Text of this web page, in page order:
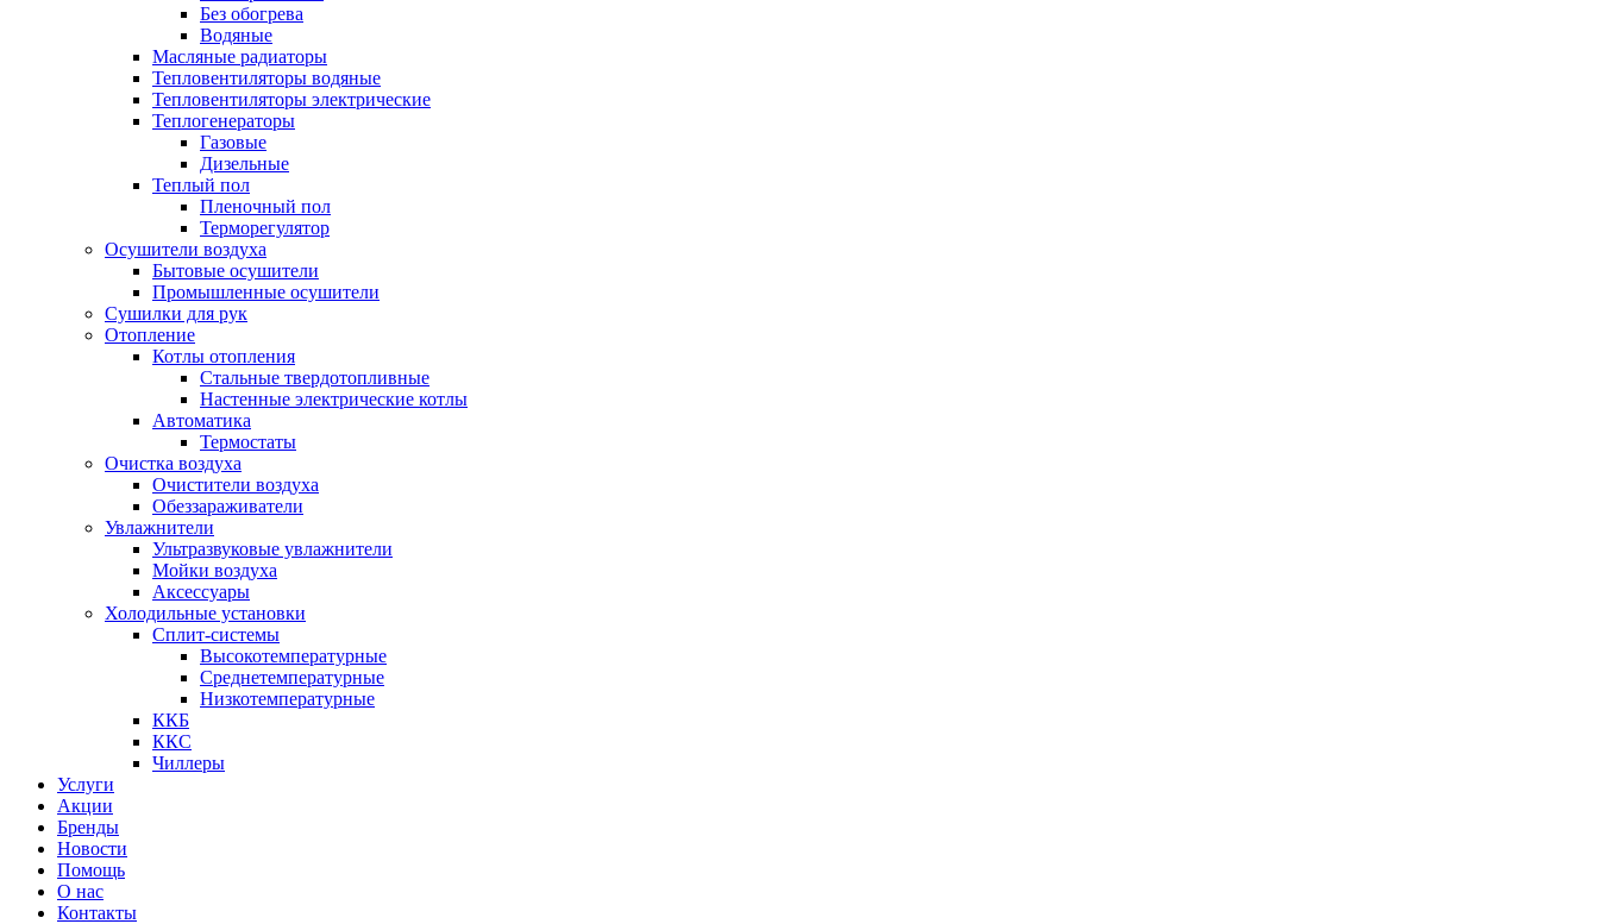
Без обогрева
Водяные
Масляные радиаторы
Тепловентиляторы водяные
Тепловентиляторы электрические
Теплогенераторы
Газовые
Дизельные
Теплый пол
Пленочный пол
Терморегулятор
Осушители воздуха
Бытовые осушители
Промышленные осушители
Сушилки для рук
Отопление
Котлы отопления
Стальные твердотопливные
Настенные электрические котлы
Автоматика
Термостаты
Очистка воздуха
Очистители воздуха
Обеззараживатели
Увлажнители
Ультразвуковые увлажнители
Мойки воздуха
Аксессуары
Холодильные установки
Сплит-системы
Высокотемпературные
Среднетемпературные
Низкотемпературные
ККБ
ККС
Чиллеры
Услуги
Акции
Бренды
Новости
Помощь
О нас
Контакты